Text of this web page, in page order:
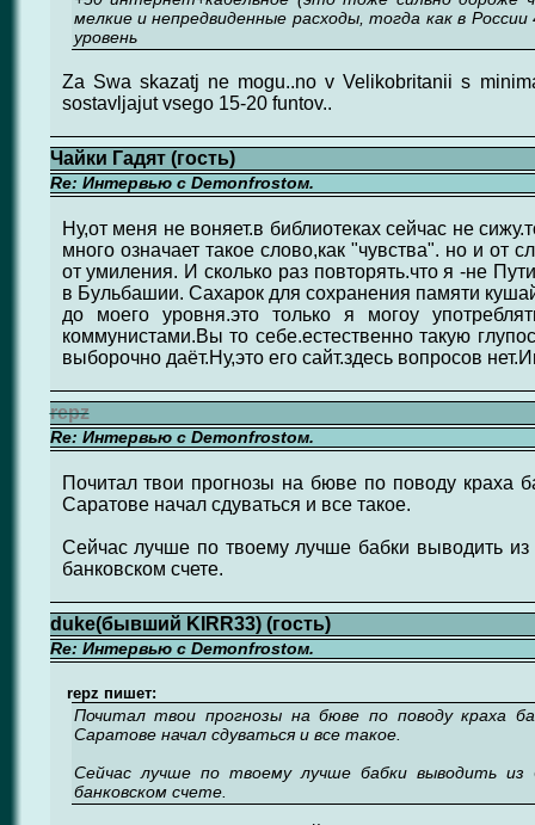
мелкие и непредвиденные расходы, тогда как в
уровень
Za Swa skazatj ne mogu..no v Velikobritanii s
sostavljajut vsego 15-20 funtov..
Чайки Гадят (гость)
Re: Интервью с Demonfrostом.
Ну,от меня не воняет.в библиотеках сейчас не
много означает такое слово,как "чувства". но и от
от умиления. И сколько раз повторять.что я -не
в Бульбашии. Сахарок для сохранения памяти
до моего уровня.это только я могоу
коммунистами.Вы то себе.естественно такую
выборочно даёт.Ну,это его сайт.здесь вопросов
repz
Re: Интервью с Demonfrostом.
Почитал твои прогнозы на бюве по поводу краха
Саратове начал сдуваться и все такое.
Сейчас лучше по твоему лучше бабки выводить
банковском счете.
duke(бывший KIRR33) (гость)
Re: Интервью с Demonfrostом.
repz пишет:
Почитал твои прогнозы на бюве по поводу краха
Саратове начал сдуваться и все такое.
Сейчас лучше по твоему лучше бабки выводить
банковском счете.